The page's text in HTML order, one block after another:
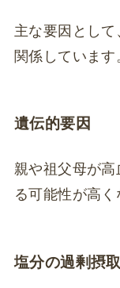
主な要因とし
関係しています
遺伝的要因
親や祖父母が
る可能性が高く
塩分の過剰摂取